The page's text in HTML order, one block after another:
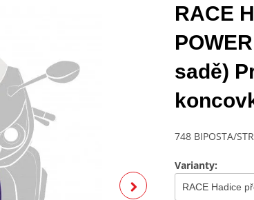
RACE
sadě)
748 BIPOSTA/
Varianty: